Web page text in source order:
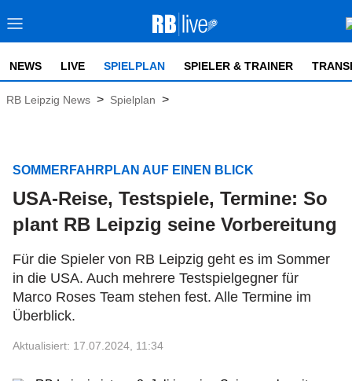
NEWS LIVE SPIELPLAN SPIELER & TRAINER
RB Leipzig News > Spielplan >
SOMMERFAHRPLAN AUF EINEN BLICK
USA-Reise, Testspiele, Termine: So
plant RB Leipzig seine Vorbereitung
Für die Spieler von RB Leipzig geht es im Sommer
in die USA. Auch mehrere Testspielgegner für
Marco Roses Team stehen fest. Alle Termine im
Überblick.
Aktualisiert: 17.07.2024, 11:34